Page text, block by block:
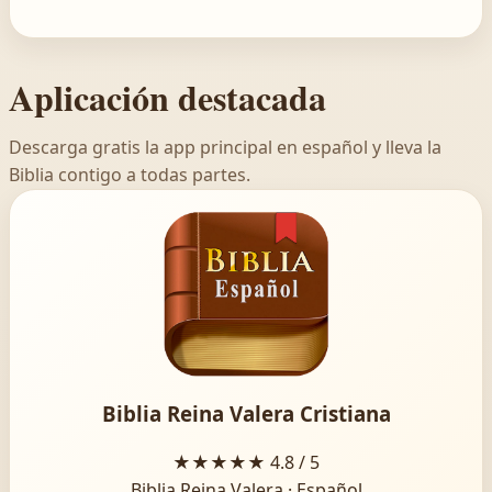
Aplicación destacada
Descarga gratis la app principal en español y lleva la
Biblia contigo a todas partes.
Biblia Reina Valera Cristiana
★★★★★ 4.8 / 5